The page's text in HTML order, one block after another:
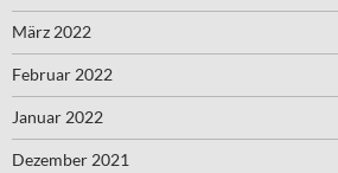
März 2022
Februar 2022
Januar 2022
Dezember 2021